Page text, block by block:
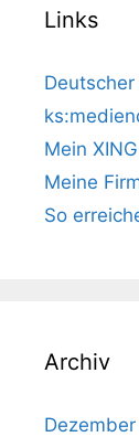
Links
Mein
Meine
So
Archiv